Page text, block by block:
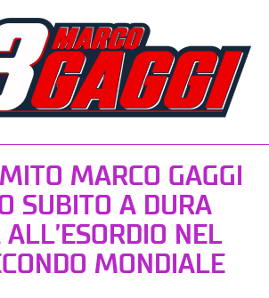
MARCO GAGGI
SUBITO A DURA
ALL’ESORDIO NEL
MONDIALE